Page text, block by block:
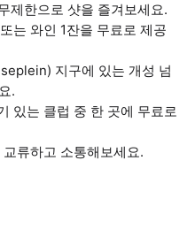
제한으로 샷을 즐겨보세요.
는 와인 1잔을 무료로 제공
지구에 있는 개성 넘
.
있는 클럽 중 한 곳에 무료로
류하고 소통해보세요.